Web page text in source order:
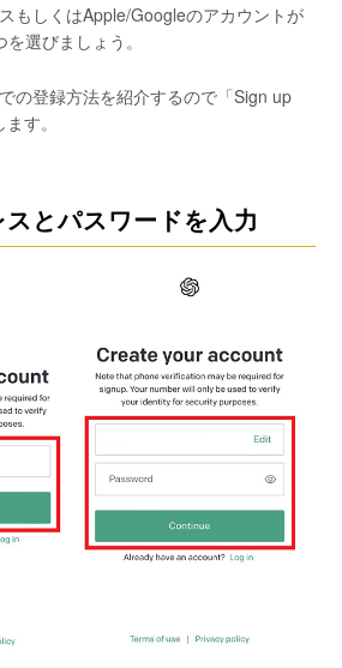
もしくはApple/Googleのアカウントが
選びましょう。
の登録方法を紹介するので「Sign up
す。
とパスワードを入力